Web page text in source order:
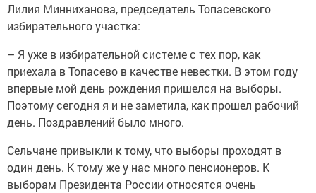
Лилия Минниханова, председатель Топасевского
избирательного участка:
– Я уже в избирательной системе с тех пор, как
приехала в Топасево в качестве невестки. В этом году
впервые мой день рождения пришелся на выборы.
Поэтому сегодня я и не заметила, как прошел рабочий
день. Поздравлений было много.
Сельчане привыкли к тому, что выборы проходят в
один день. К тому же у нас много пенсионеров. К
выборам Президента России относятся очень